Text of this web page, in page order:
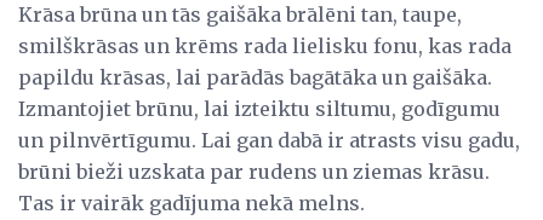
Krāsa brūna un tās gaišāka brālēni tan, taupe,
smilškrāsas un krēms rada lielisku fonu, kas rada
papildu krāsas, lai parādās bagātāka un gaišāka.
Izmantojiet brūnu, lai izteiktu siltumu, godīgumu
un pilnvērtīgumu. Lai gan dabā ir atrasts visu gadu,
brūni bieži uzskata par rudens un ziemas krāsu.
Tas ir vairāk gadījuma nekā melns.